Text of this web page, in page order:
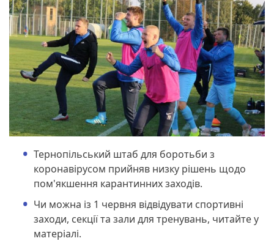
Тернопільський штаб для боротьби з
коронавірусом прийняв низку рішень щодо
пом'якшення карантинних заходів.
Чи можна із 1 червня відвідувати спортивні
заходи, секції та зали для тренувань, читайте у
матеріалі.